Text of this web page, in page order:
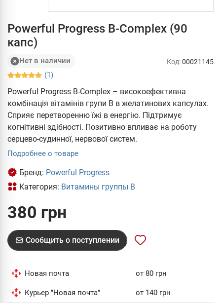
Powerful Progress B-Complex (90
капс)
Нет в наличии
(1)
Код:00021145
Powerful Progress B-Complex – високоефективна
комбінація вітамінів групи В в желатинових капсулах.
Сприяє перетворенню їжі в енергію. Підтримує
когнітивні здібності. Позитивно впливає на роботу
серцево-судинної, нервової систем.
Подробнее о товаре
Бренд: Powerful Progress
Категория: Витамины группы В
380 грн
Сообщить о поступлении
Новая почта от 80 грн
Курьер "Новая почта" от 140 грн